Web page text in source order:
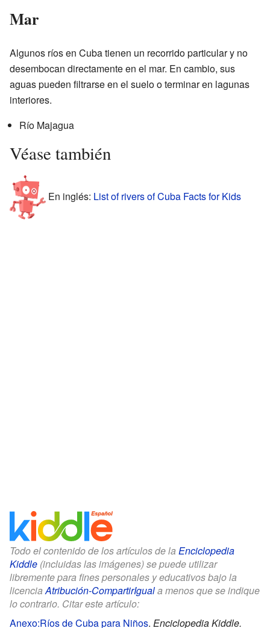
Mar
Algunos ríos en Cuba tienen un recorrido particular y no
desembocan directamente en el mar. En cambio, sus
aguas pueden filtrarse en el suelo o terminar en lagunas
interiores.
Río Majagua
Véase también
En inglés: List of rivers of Cuba Facts for Kids
Todo el contenido de los artículos de la Enciclopedia
Kiddle (incluidas las imágenes) se puede utilizar
libremente para fines personales y educativos bajo la
licenciaAtribución-CompartirIguala menos que se indique
lo contrario. Citar este artículo:
Anexo:Ríos de Cuba para Niños. Enciclopedia Kiddle.